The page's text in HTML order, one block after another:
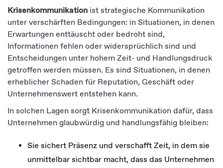
Krisenkommunikation ist strategische Kommunikation
unter verschärften Bedingungen: in Situationen, in denen
Erwartungen enttäuscht oder bedroht sind,
Informationen fehlen oder widersprüchlich sind und
Entscheidungen unter hohem Zeit- und Handlungsdruck
getroffen werden müssen. Es sind Situationen, in denen
erheblicher Schaden für Reputation, Geschäft oder
Unternehmenswert entstehen kann.
In solchen Lagen sorgt Krisenkommunikation dafür, dass
Unternehmen glaubwürdig und handlungsfähig bleiben:
Sie sichert Präsenz und verschafft Zeit, in dem sie
unmittelbar sichtbar macht, dass das Unternehmen